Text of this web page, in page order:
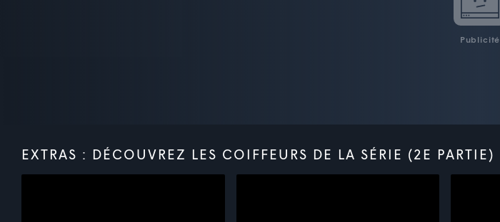
Publicité
EXTRAS : DÉCOUVREZ LES COIFFEURS DE LA SÉRIE (2E PARTIE)